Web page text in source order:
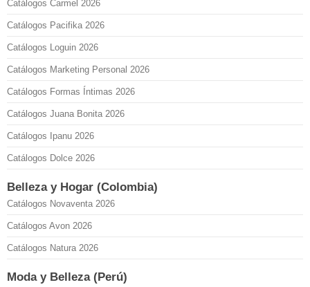
Catálogos Carmel 2026
Catálogos Pacifika 2026
Catálogos Loguin 2026
Catálogos Marketing Personal 2026
Catálogos Formas Íntimas 2026
Catálogos Juana Bonita 2026
Catálogos Ipanu 2026
Catálogos Dolce 2026
Belleza y Hogar (Colombia)
Catálogos Novaventa 2026
Catálogos Avon 2026
Catálogos Natura 2026
Moda y Belleza (Perú)